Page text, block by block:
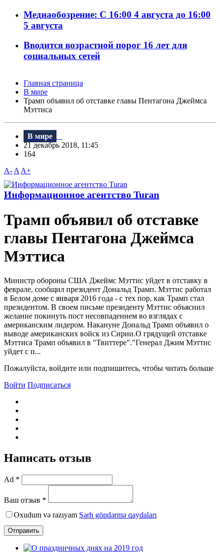
Медиаобозрение: С 16:00 4 августа до 16:00
5 августа
Вводится возрастной порог 16 лет для
социальных сетей
Главная страница
В мире
Трамп объявил об отставке главы Пентагона Джеймса
Мэттиса
В мире
21 декабрь 2018, 11:45
164
A- A A+
Информационное агентство Turan
Трамп объявил об отставке
главы Пентагона Джеймса
Мэттиса
Министр обороны США Джеймс Мэттис уйдет в отставку в
феврале, сообщил президент Дональд Трамп. Мэттис работал
в Белом доме с января 2016 года - с тех пор, как Трамп стал
президентом. B своем письме президенту Мэттис объяснил
желание покинуть пост несовпадением во взглядах с
американским лидером. Накануне Дональд Трамп объявил о
выводе американских войск из Сирии.О грядущей отставке
Мэттиса Трамп объявил в "Твиттере"."Генерал Джим Мэттис
уйдет с п...
Пожалуйста, войдите или подпишитесь, чтобы читать больше
Войти Подписаться
Написать отзыв
Ad *
Ваш отзыв *
Oxudum və razıyam Şərh göndərmə qaydaları
Отправить